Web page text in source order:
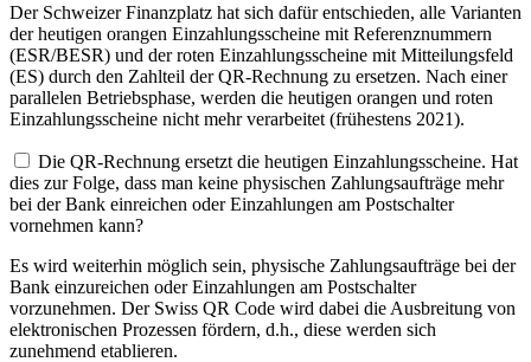
Der Schweizer Finanzplatz hat sich dafür entschieden, alle Varianten
der heutigen orangen Einzahlungsscheine mit Referenznummern
(ESR/BESR) und der roten Einzahlungsscheine mit Mitteilungsfeld
(ES) durch den Zahlteil der QR-Rechnung zu ersetzen. Nach einer
parallelen Betriebsphase, werden die heutigen orangen und roten
Einzahlungsscheine nicht mehr verarbeitet (frühestens 2021).
Die QR-Rechnung ersetzt die heutigen Einzahlungsscheine. Hat
dies zur Folge, dass man keine physischen Zahlungsaufträge mehr
bei der Bank einreichen oder Einzahlungen am Postschalter
vornehmen kann?
Es wird weiterhin möglich sein, physische Zahlungsaufträge bei der
Bank einzureichen oder Einzahlungen am Postschalter
vorzunehmen. Der Swiss QR Code wird dabei die Ausbreitung von
elektronischen Prozessen fördern, d.h., diese werden sich
zunehmend etablieren.